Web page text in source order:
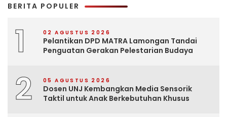
BERITA POPULER
1 02 AGUSTUS 2026
Pelantikan DPD MATRA Lamongan Tandai
Penguatan Gerakan Pelestarian Budaya
2 05 AGUSTUS 2026
Dosen UNJ Kembangkan Media Sensorik
Taktil untuk Anak Berkebutuhan Khusus